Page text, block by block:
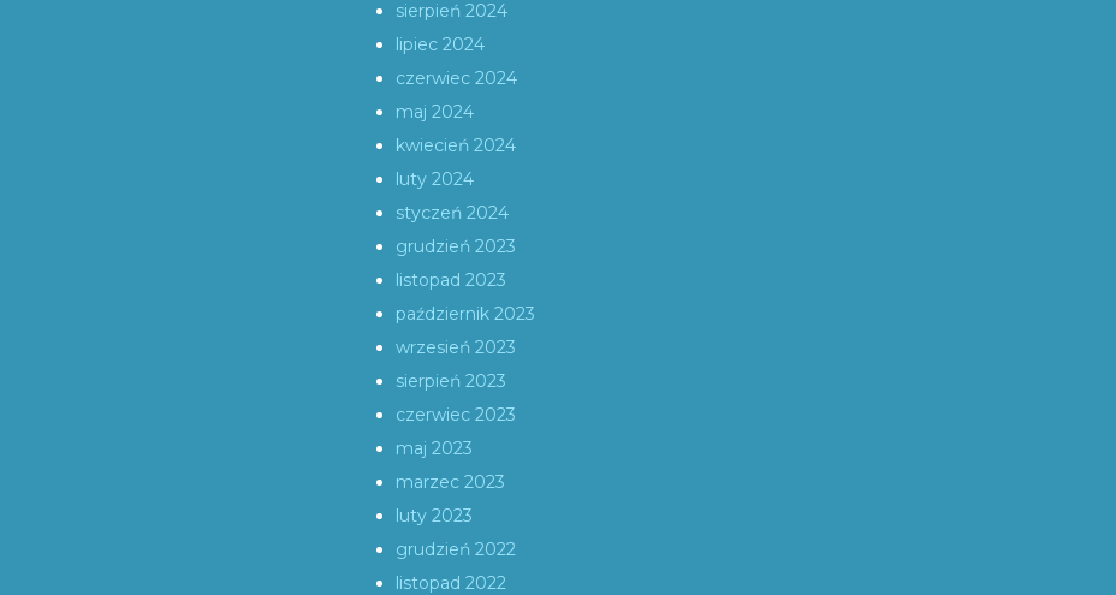
sierpień 2024
lipiec 2024
czerwiec 2024
maj 2024
kwiecień 2024
luty 2024
styczeń 2024
grudzień 2023
listopad 2023
październik 2023
wrzesień 2023
sierpień 2023
czerwiec 2023
maj 2023
marzec 2023
luty 2023
grudzień 2022
listopad 2022